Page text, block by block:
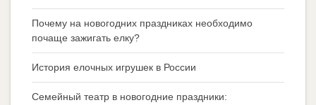
Почему на новогодних праздниках необходимо
почаще зажигать елку?
История елочных игрушек в России
Семейный театр в новогодние праздники: